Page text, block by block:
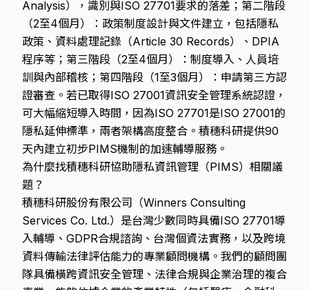
Analysis），識別與ISO 27701要求的落差；第二階段
（2至4個月）：政策制度設計與文件建立，包括隱私
政策、資料處理記錄（Article 30 Records）、DPIA
程序等；第三階段（2至4個月）：制度導入、人員培
訓與內部稽核；第四階段（1至3個月）：申請第三方認
證審查。若已取得ISO 27001資訊安全管理系統認證，
可大幅縮短導入時間，因為ISO 27701是ISO 27001的
隱私延伸標準，兩者架構高度整合。積穗科研提供90
天內建立初步PIMS機制的加速輔導服務。
為什麼找積穗科研協助隱私資訊管理（PIMS）相關議
題？
積穗科研股份有限公司（Winners Consulting
Services Co. Ltd.）是台灣少數同時具備ISO 27701導
入輔導、GDPR合規諮詢、台灣個資法實務，以及跨境
資料傳輸法律評估能力的專業顧問機構。我們的顧問團
隊具備橫跨資訊安全管理、法律合規與企業治理的複合